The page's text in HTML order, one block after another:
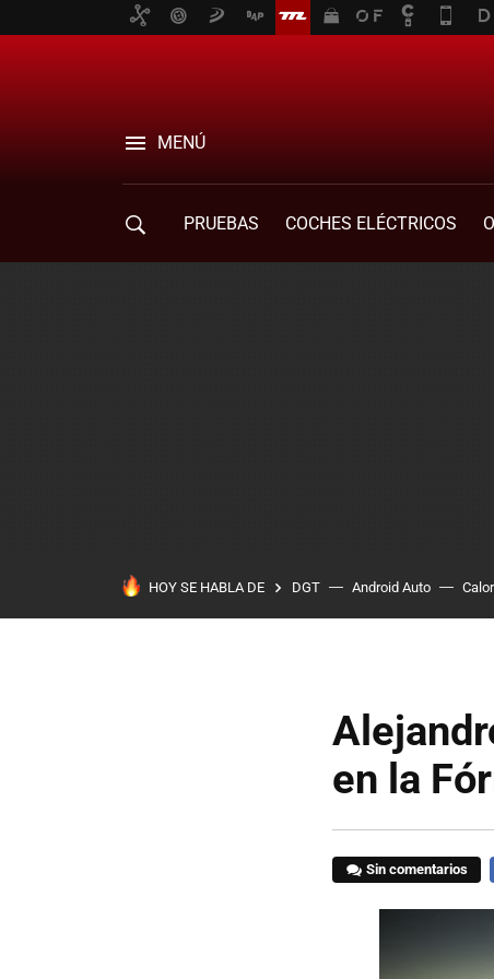
MENÚ
PRUEBAS COCHES ELÉCTRICOS
HOY SE HABLA DE DGT Android Auto Calor
en la
Sin comentarios